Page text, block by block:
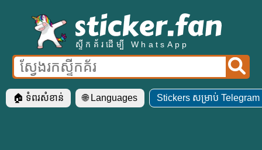
ស្ទីកគ័រដើម្បី WhatsApp
🏠 ទំ​ពរ​សំខាន់ 🌐 Languages Stickers សម្រាប់ Telegram